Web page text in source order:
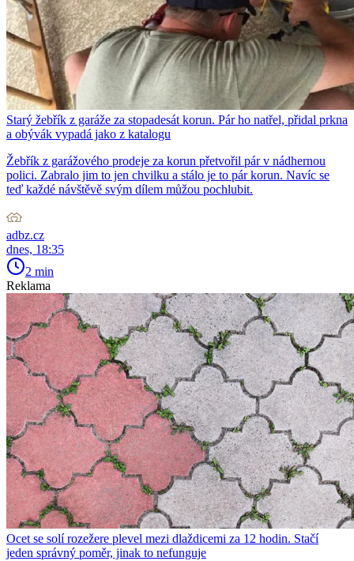
Starý žebřík z garáže za stopadesát korun. Pár ho natřel, přidal prkna
a obývák vypadá jako z katalogu
Žebřík z garážového prodeje za korun přetvořil pár v nádhernou
polici. Zabralo jim to jen chvilku a stálo je to pár korun. Navíc se
teď každé návštěvě svým dílem můžou pochlubit.
adbz.cz
dnes, 18:35
2 min
Reklama
Ocet se solí rozežere plevel mezi dlaždicemi za 12 hodin. Stačí
jeden správný poměr, jinak to nefunguje